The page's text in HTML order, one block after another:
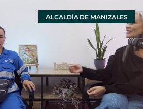
ALCALDÍA DE MANIZALES